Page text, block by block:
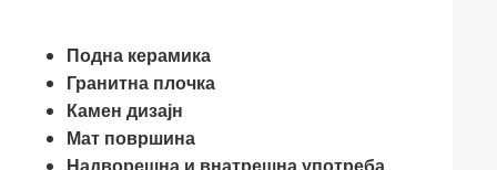
Подна керамика
Гранитна плочка
Камен дизајн
Мат површина
Надворешна и внатрешна употреба